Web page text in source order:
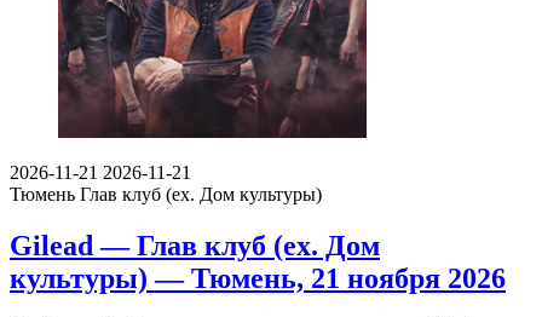
2026-11-21 2026-11-21
Тюмень Глав клуб (ex. Дом культуры)
Gilead — Глав клуб (ex. Дом
культуры) — Тюмень, 21 ноября 2026